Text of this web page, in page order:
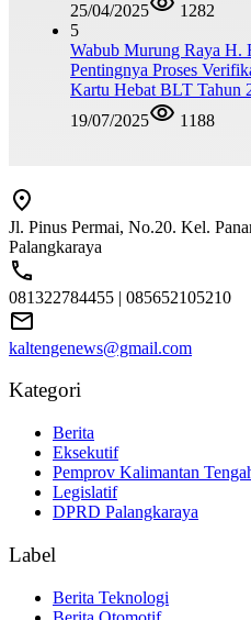
25/04/2025
1282
5
Wabub Murung Raya H.
Pentingnya Proses
Kartu Hebat BLT Tahun
19/07/2025
1188
Jl. Pinus Permai, No.20. Kel.
Palangkaraya
081322784455 | 085652105210
kaltengenews@gmail.com
Kategori
Berita
Eksekutif
Pemprov Kalimantan
Legislatif
DPRD Palangkaraya
Label
Berita Teknologi